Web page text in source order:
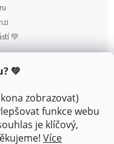
💚
zobrazovat)
funkce webu
je klíčový,
Více
💚